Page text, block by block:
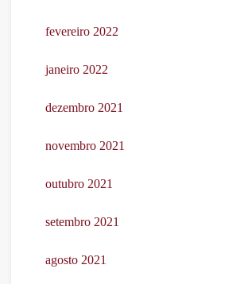
fevereiro 2022
janeiro 2022
dezembro 2021
novembro 2021
outubro 2021
setembro 2021
agosto 2021